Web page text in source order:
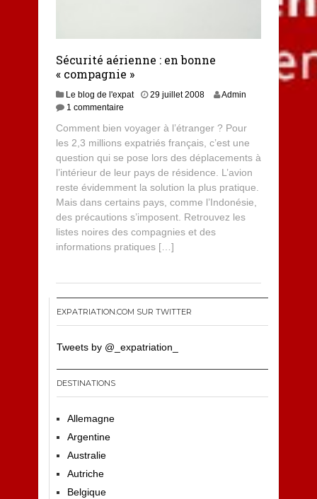
Sécurité aérienne : en bonne
« compagnie »
Le blog de l'expat 29 juillet 2008
Admin
1 commentaire
Comment bien voyager à l’étranger ? Pour
les 2,3 millions expatriés français, c’est une
question qui se pose lors des déplacements à
l’intérieur de leur pays de résidence. L’avion
reste évidemment la solution la plus pratique.
Mais dans certains pays, comme l’Indonésie,
des précautions s’imposent. Retrouvez les
listes noires des compagnies et des
informations pratiques […]
EXPATRIATION.COM SUR TWITTER
Tweets by @_expatriation_
DESTINATIONS
Allemagne
Argentine
Australie
Autriche
Belgique